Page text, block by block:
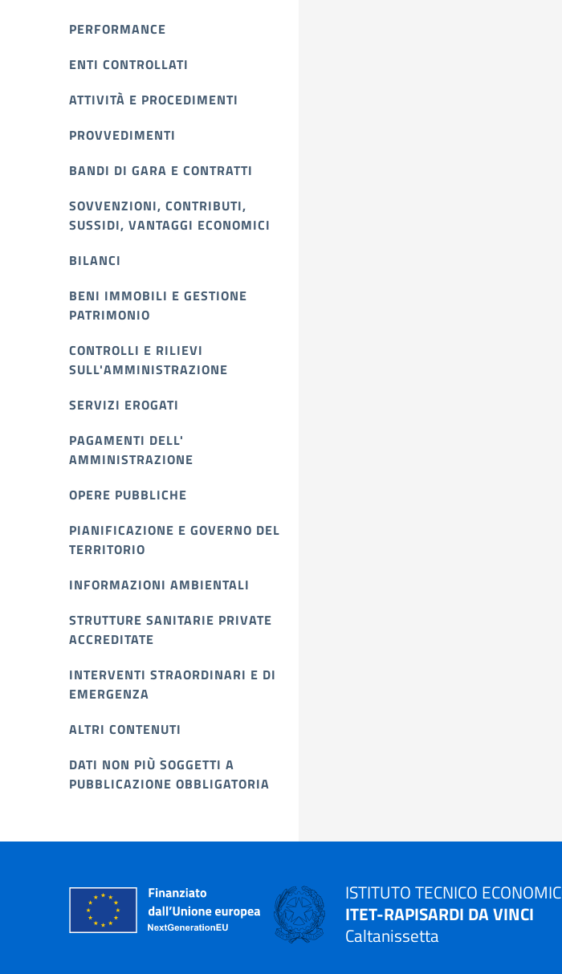
PERFORMANCE
ENTI CONTROLLATI
ATTIVITÀ E PROCEDIMENTI
PROVVEDIMENTI
BANDI DI GARA E CONTRATTI
SOVVENZIONI, CONTRIBUTI,
SUSSIDI, VANTAGGI ECONOMICI
BILANCI
BENI IMMOBILI E GESTIONE
PATRIMONIO
CONTROLLI E RILIEVI
SULL'AMMINISTRAZIONE
SERVIZI EROGATI
PAGAMENTI DELL'
AMMINISTRAZIONE
OPERE PUBBLICHE
PIANIFICAZIONE E GOVERNO DEL
TERRITORIO
INFORMAZIONI AMBIENTALI
STRUTTURE SANITARIE PRIVATE
ACCREDITATE
INTERVENTI STRAORDINARI E DI
EMERGENZA
ALTRI CONTENUTI
DATI NON PIÙ SOGGETTI A
PUBBLICAZIONE OBBLIGATORIA
ISTITUTO TECNICO
ITET-RAPISARDI DA VINCI
Caltanissetta